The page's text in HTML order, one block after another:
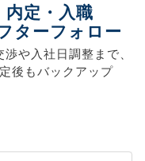
内定・入職
ターフォロー
渉や入社日調整まで、
後もバックアップ